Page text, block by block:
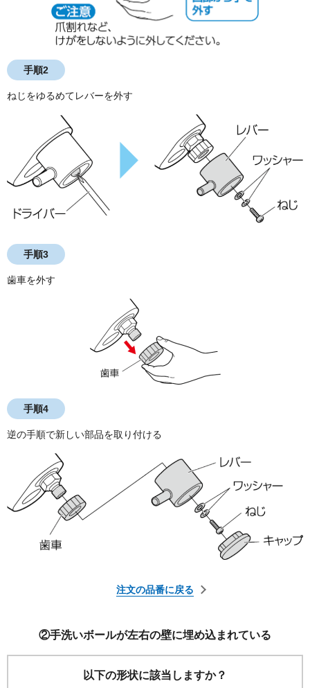
手順2
ねじをゆるめてレバーを外す
手順3
歯車を外す
手順4
逆の手順で新しい部品を取り付ける
注文の品番に戻る
②手洗いボールが左右の壁に埋め込まれている
以下の形状に該当しますか？